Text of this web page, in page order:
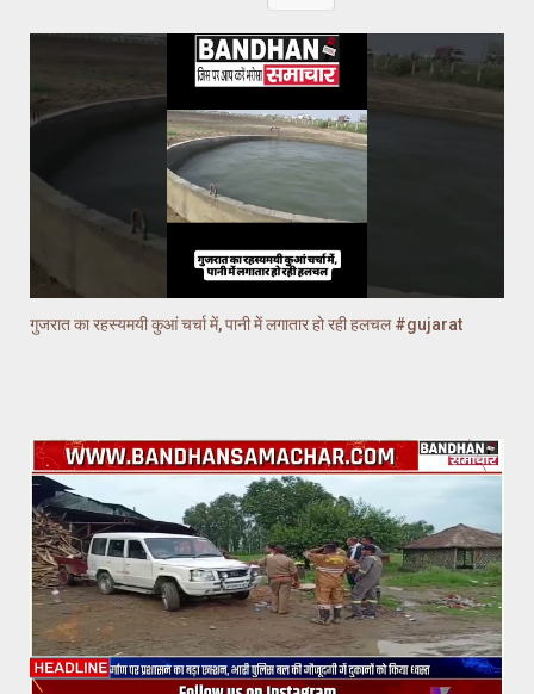
गुजरात का रहस्यमयी कुआं चर्चा में, पानी में लगातार हो रही हलचल #gujarat